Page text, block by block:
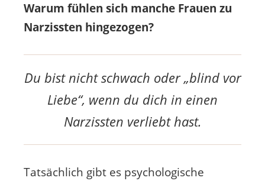
Warum fühlen sich manche Frauen zu
Narzissten hingezogen?
Du bist nicht schwach oder „blind vor
Liebe“, wenn du dich in einen
Narzissten verliebt hast.
Tatsächlich gibt es psychologische